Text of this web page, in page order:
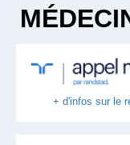
+ d'infos sur le